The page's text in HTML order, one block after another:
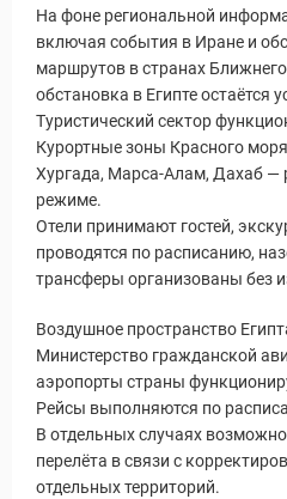
На фоне региональной
включая события в Иране и
маршрутов в странах
обстановка в Египте остаётся
Туристический сектор
Курортные зоны Красного
Хургада, Марса-Алам, Дахаб —
режиме.
Отели принимают гостей,
проводятся по расписанию,
трансферы организованы без
Воздушное пространство
Министерство гражданской
аэропорты страны
Рейсы выполняются по
В отдельных случаях
перелёта в связи с
отдельных территорий.